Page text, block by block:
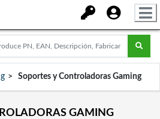
Soportes y Controladoras Gaming
GAMING